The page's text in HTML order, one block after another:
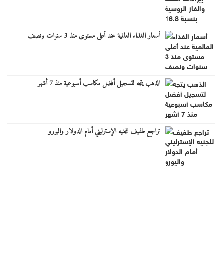
أسعار الغذاء العالمية عند أعلى مستوى منذ 3 سنوات ونصف
الذهب يتجه لتسجيل أفضل مكاسب أسبوعية منذ 7 أشهر
تراجع طفيف للجنيه الإسترليني أمام الدولار واليورو